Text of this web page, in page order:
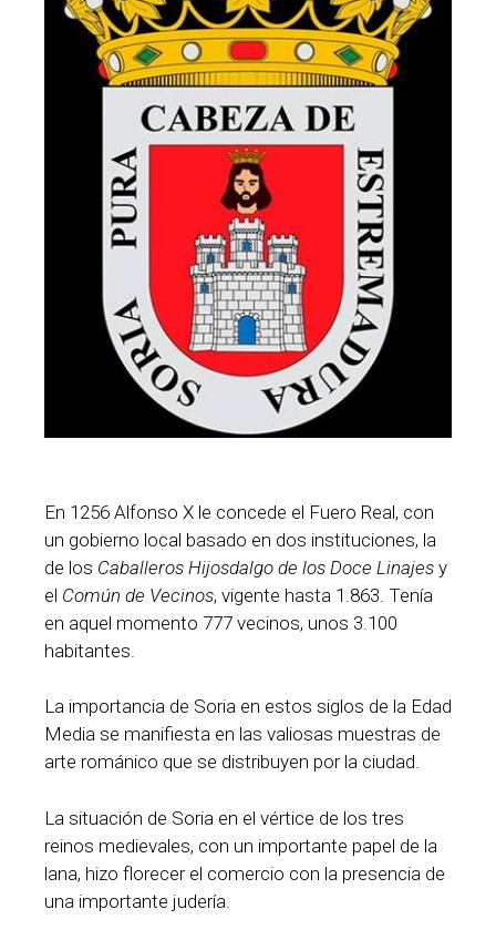
En 1256 Alfonso X le concede el Fuero Real, con
un gobierno local basado en dos instituciones, la
de los Caballeros Hijosdalgo de los Doce Linajes y
el Común de Vecinos, vigente hasta 1.863. Tenía
en aquel momento 777 vecinos, unos 3.100
habitantes.
La importancia de Soria en estos siglos de la Edad
Media se manifiesta en las valiosas muestras de
arte románico que se distribuyen por la ciudad.
La situación de Soria en el vértice de los tres
reinos medievales, con un importante papel de la
lana, hizo florecer el comercio con la presencia de
una importante judería.